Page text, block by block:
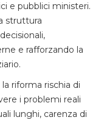
e pubblici ministeri.
struttura
e rafforzando la
riforma rischia di
i problemi reali
lunghi, carenza di